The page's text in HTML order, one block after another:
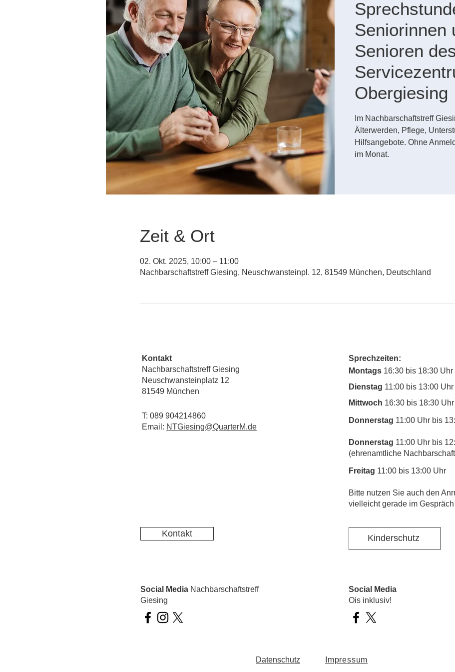
Seniorinnen
Senioren
Obergiesing
Im Nachbarschaftstreff
Älterwerden, Pflege,
Hilfsangebote. Ohne
im Monat.
Zeit & Ort
02. Okt. 2025, 10:00 – 11:00
Nachbarschaftstreff Giesing, Neuschwansteinpl. 12, 81549 München, Deutschland
Kontakt
Nachbarschaftstreff Giesing
Neuschwansteinplatz 12
81549 München
T: 089 904214860
Email: NTGiesing@QuarterM.de
Kontakt
Sprechzeiten:
Montags 16:30 bis 18:30 Uhr
Dienstag 11:00 bis 13:00 Uhr
Mittwoch 16:30 bis 18:30 Uhr
Donnerstag 11:00 Uhr bis
Donnerstag 11:00 Uhr bis
(ehrenamtliche
Freitag 11:00 bis 13:00 Uhr
​Bitte nutzen Sie auch den
vielleicht gerade im
Kinderschutz
Social Media Nachbarschaftstreff
Giesing
Social Media
Ois inklusiv!
Datenschutz Impressum